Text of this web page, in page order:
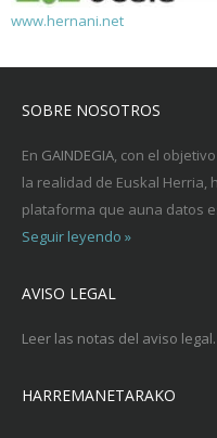
www.hernani.net
SOBRE NOSOTROS
En GAINDEGIA, con el
la realidad de Euskal Herria,
plataforma que auna datos
Seguir leyendo »
AVISO LEGAL
Leer las notas del aviso legal.
HARREMANETARAKO